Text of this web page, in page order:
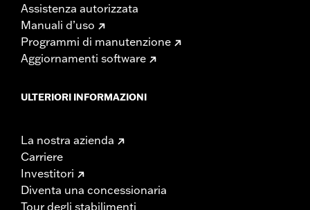
Assistenza autorizzata
Manuali d’uso
Programmi di manutenzione
Aggiornamenti software
ULTERIORI INFORMAZIONI
La nostra azienda
Carriere
Investitori
Diventa una concessionaria
Tour degli stabilimenti